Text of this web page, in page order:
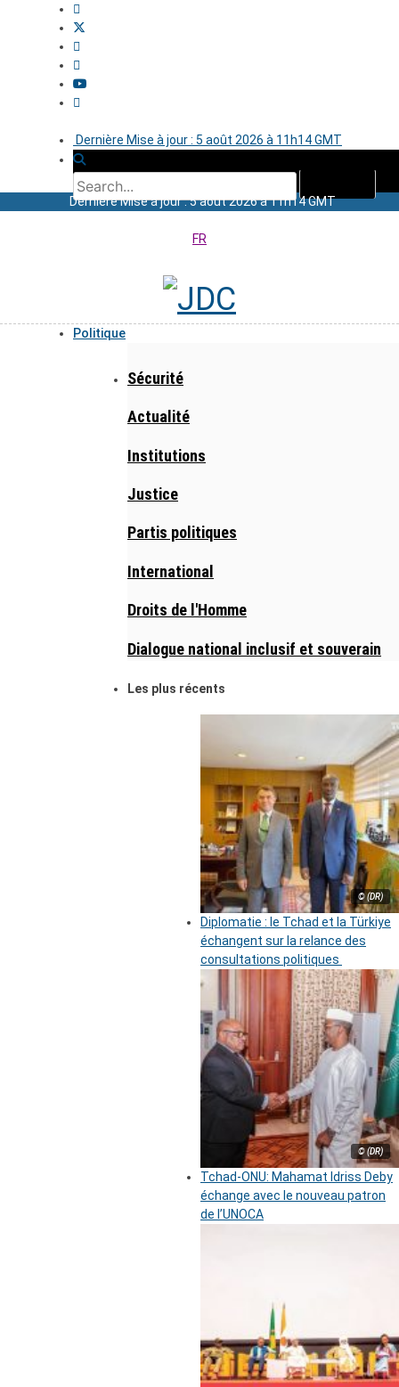
Dernière Mise à jour : 5 août 2026 à 11h14 GMT
Dernière Mise à jour : 5 août 2026 à 11h14 GMT
FR
Politique
Sécurité
Actualité
Institutions
Justice
Partis politiques
International
Droits de l'Homme
Dialogue national inclusif et souverain
Les plus récents
© (DR)
Diplomatie : le Tchad et la Türkiye
échangent sur la relance des
consultations politiques
© (DR)
Tchad-ONU: Mahamat Idriss Deby
échange avec le nouveau patron
de l’UNOCA